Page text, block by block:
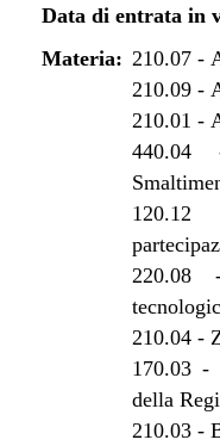
Data di entrata in
Materia: 210.07-
210.09-
210.01 -
440.04
120.12
220.08
210.04-
170.03-
della
210.03-